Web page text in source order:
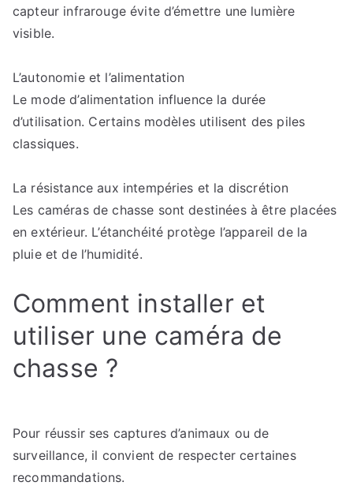
capteur infrarouge évite d’émettre une lumière
visible.
L’autonomie et l’alimentation
Le mode d’alimentation influence la durée
d’utilisation. Certains modèles utilisent des piles
classiques.
La résistance aux intempéries et la discrétion
Les caméras de chasse sont destinées à être placées
en extérieur. L’étanchéité protège l’appareil de la
pluie et de l’humidité.
Comment installer et
utiliser une caméra de
chasse ?
Pour réussir ses captures d’animaux ou de
surveillance, il convient de respecter certaines
recommandations.